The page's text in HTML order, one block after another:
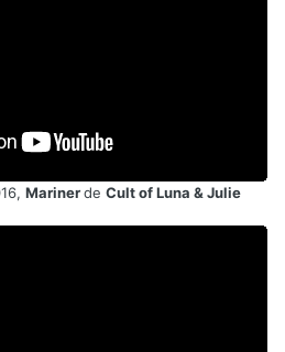
Marinerde Cult of Luna & Julie